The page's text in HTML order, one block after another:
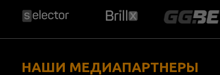
НАШИ МЕДИАПАРТНЕРЫ